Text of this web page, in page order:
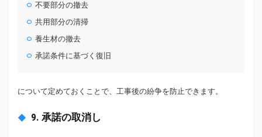
不要部分の撤去
共用部分の清掃
養生材の撤去
承諾条件に基づく復旧
について定めておくことで、工事後の紛争を防止できます。
9. 承諾の取消し